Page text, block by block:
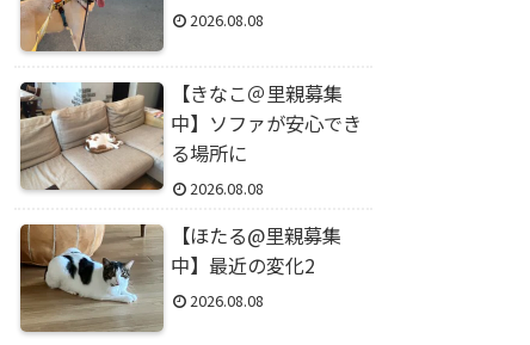
2026.08.08
【きなこ＠里親募集
中】ソファが安心でき
る場所に
2026.08.08
【ほたる@里親募集
中】最近の変化2
2026.08.08